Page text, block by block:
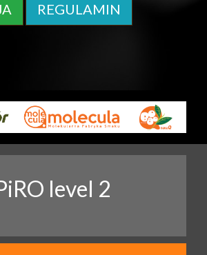
REGULAMIN
level 2